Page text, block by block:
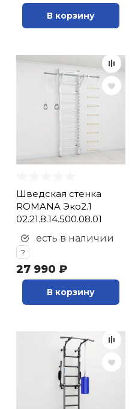
В корзину
Шведская стенка
ROMANA Эко2.1
02.21.8.14.500.08.01
есть в наличии
?
27 990 ₽
В корзину